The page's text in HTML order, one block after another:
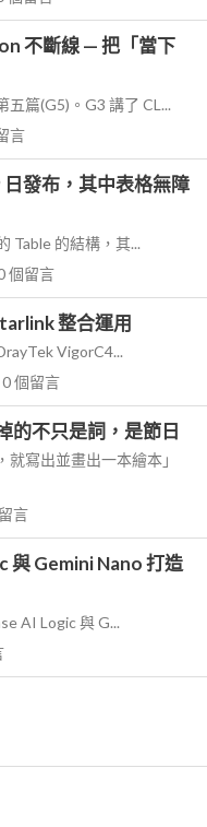
不斷線 — 把「當下
篇(G5)。G3 講了 CL...
言
發布，其中表格無障
Table 的結構，其...
個留言
整合運用
VigorC4...
0個留言
的不只是詞，是節日
寫出並畫出一本繪本」
言
與 Gemini Nano 打造
AI Logic 與 G...